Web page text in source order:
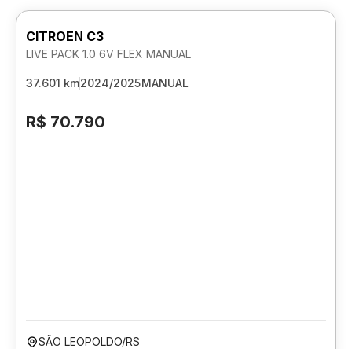
CITROEN C3
LIVE PACK 1.0 6V FLEX MANUAL
37.601 km2024/2025MANUAL
R$ 70.790
SÃO LEOPOLDO/RS